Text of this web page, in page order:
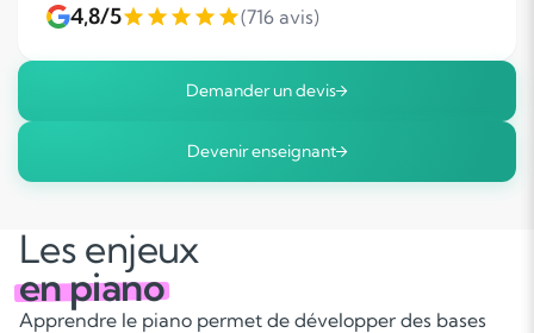
4,8/5 (716 avis)
Demander un devis
Devenir enseignant
Les enjeux
en piano
Apprendre le piano permet de développer des bases